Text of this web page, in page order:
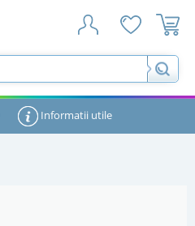
Informatii utile